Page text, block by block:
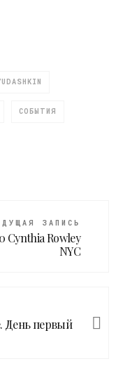
СОБЫТИЯ
ЗАПИСЬ
Cynthia Rowley
NYC
День первый